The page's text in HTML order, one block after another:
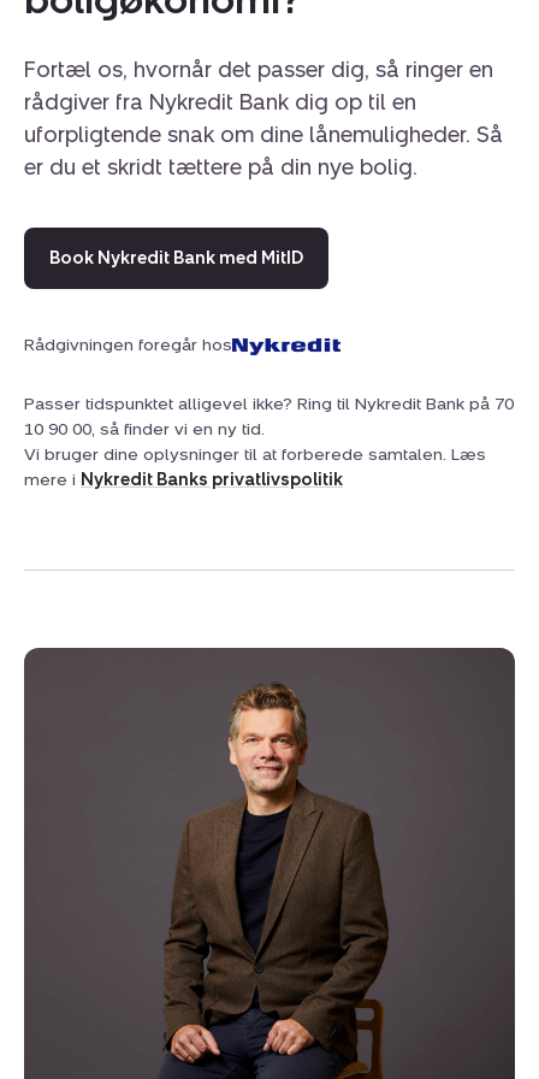
garagen; den er dobbelt, kan anvendes til biler, men
allerede er
forberedt til med stik til strøm og kabler i loftet. Porten
er app-styret, mens mørklægningsgardinerne på Velux-
ovenlysvinduerne kan styres fra panelet på væggen.
udenfor, hvor effektive 3KW-solceller suger solen til sig,
mens robotplæneklipperen kører tre gange om ugen i
arbejdstiden og derfor efterlader rigelig tid til afslapning
terrasserne og leg på græsset. Førstnævnte får I to
godt af fuld aftensol, er den anden udformet med
skygge for øjet. Begge terrasser er forberedt for pergola
med
plantekasser foroven: Her kan I plante vinranker og
Ladestander fra Clever samt videoovervågning
En familievenlig tilværelse med forbindelse til
Der er få blinde veje i Svenstrup – og I bosætter jer på
én af dem. Endnu engang forsvinder kompromiset ud af
samtalen, for mens børn i alle aldre trygt kan færdes på
vejen, finder I hurtigt frem til såvel Aalborgs byliv som
naturens grønne frirum, mens hverdagen bliver som en
leg med indkøb, skole og daginstitution inden for bare
Trafikken og støjen er ingensteds at finde her for enden
af Cypresvej, hvor de mindste kan lære at cykle på den
sollune asfalt den ene dag og løbe vejens efterhånden
mange børn i møde til boldspil og sjip den næste. I
mellemtiden kan I trække i de gode sko og begive jer
Fortæl os, hvornår det passer dig, så ringer en
rådgiver fra Nykredit Bank dig op til en
uforpligtende snak om dine lånemuligheder. Så
er du et skridt tættere på din nye bolig.
Book Nykredit Bank med MitID
Rådgivningen foregår hos
Passer tidspunktet alligevel ikke? Ring til Nykredit Bank på 70
10 90 00, så finder vi en ny tid.
Vi bruger dine oplysninger til at forberede samtalen. Læs
mere i Nykredit Banks privatlivspolitik